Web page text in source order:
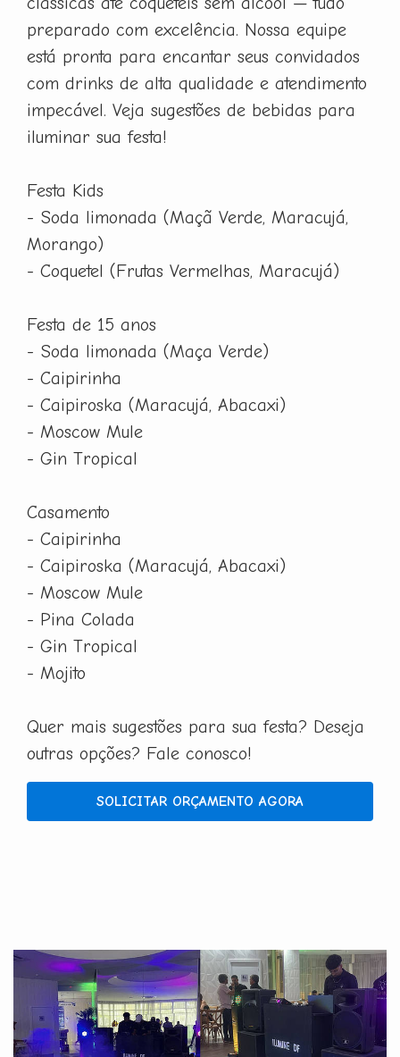
preparado com excelência. Nossa equipe
está pronta para encantar seus convidados
com drinks de alta qualidade e atendimento
impecável. Veja sugestões de bebidas para
iluminar sua festa!
Festa Kids
- Soda limonada (Maçã Verde, Maracujá,
Morango)
- Coquetel (Frutas Vermelhas, Maracujá)
Festa de 15 anos
- Soda limonada (Maça Verde)
- Caipirinha
- Caipiroska (Maracujá, Abacaxi)
- Moscow Mule
- Gin Tropical
Casamento
- Caipirinha
- Caipiroska (Maracujá, Abacaxi)
- Moscow Mule
- Pina Colada
- Gin Tropical
- Mojito
Quer mais sugestões para sua festa? Deseja
outras opções? Fale conosco!
SOLICITAR ORÇAMENTO AGORA